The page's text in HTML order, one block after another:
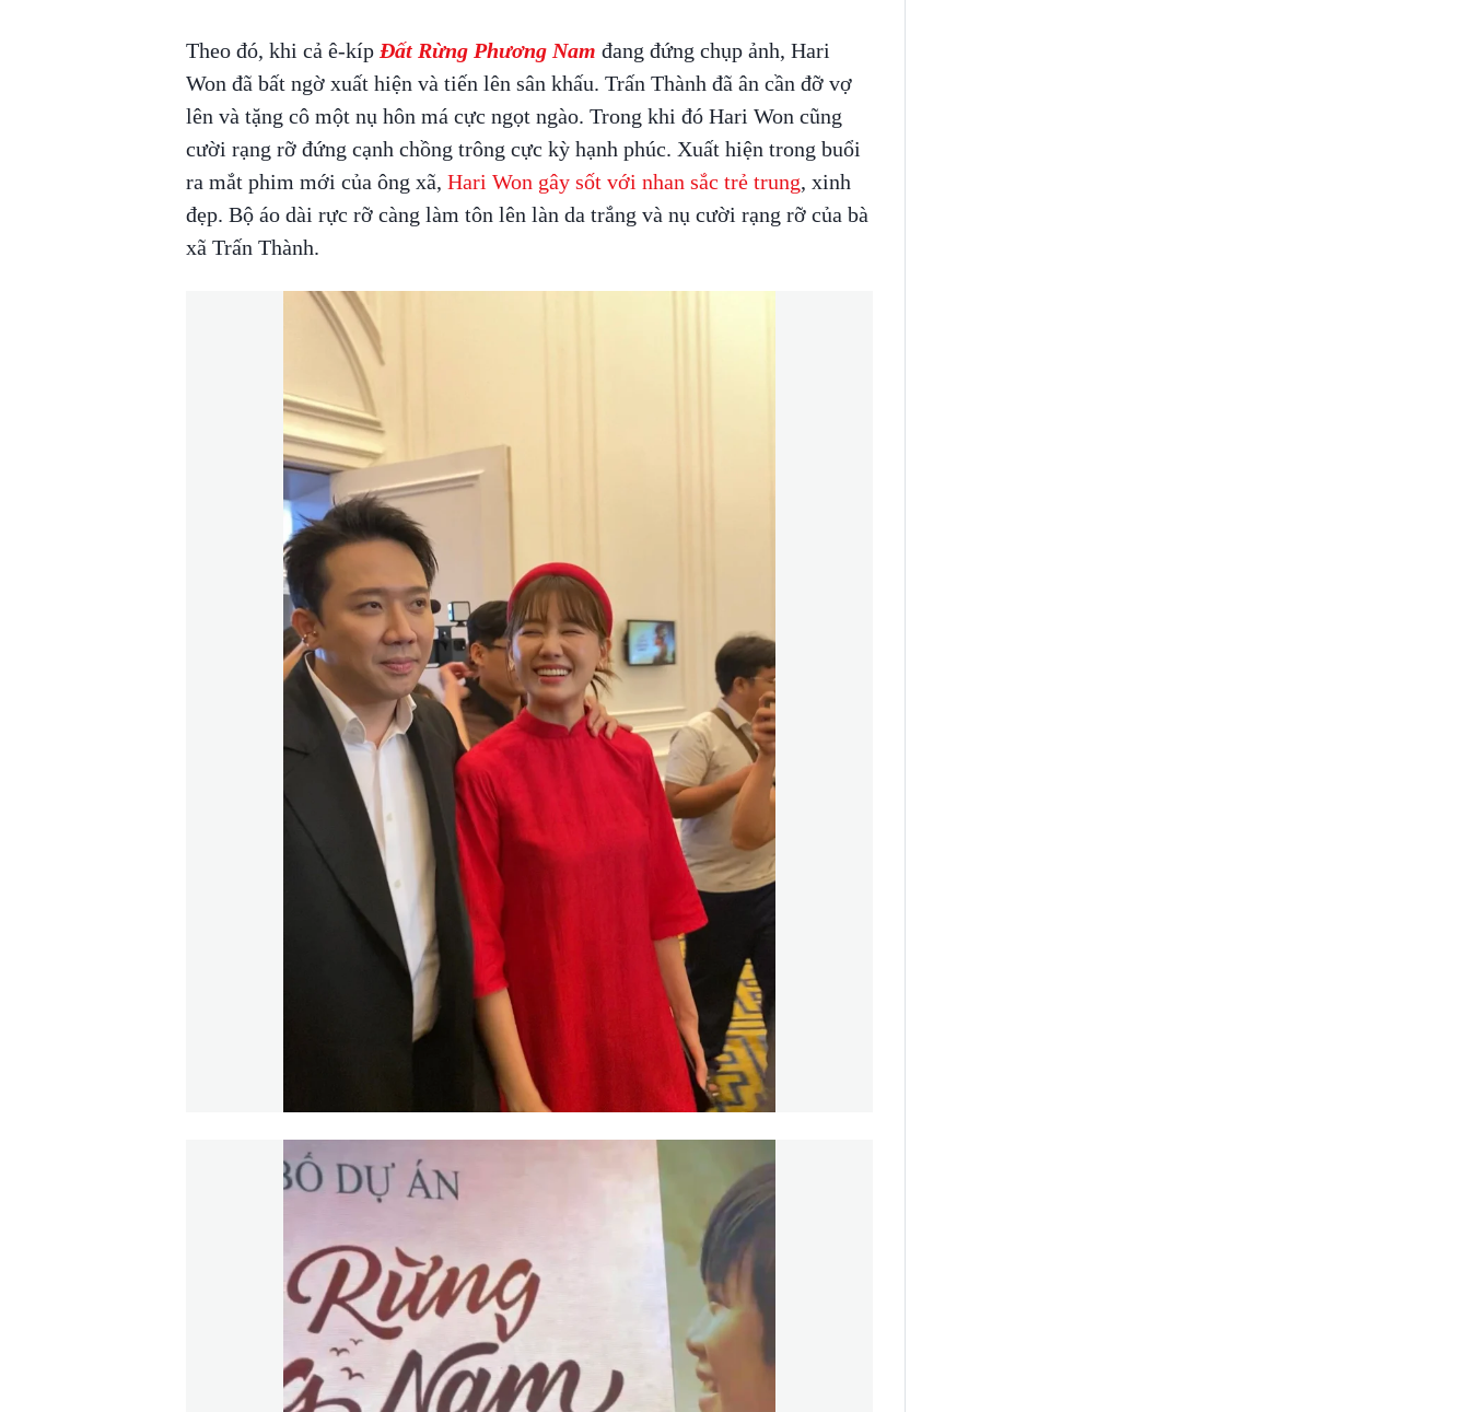
Theo đó, khi cả ê-kíp Đất Rừng Phương Nam đang đứng chụp ảnh, Hari
Won đã bất ngờ xuất hiện và tiến lên sân khấu. Trấn Thành đã ân cần đỡ vợ
lên và tặng cô một nụ hôn má cực ngọt ngào. Trong khi đó Hari Won cũng
cười rạng rỡ đứng cạnh chồng trông cực kỳ hạnh phúc. Xuất hiện trong buổi
ra mắt phim mới của ông xã, Hari Won gây sốt với nhan sắc trẻ trung, xinh
đẹp. Bộ áo dài rực rỡ càng làm tôn lên làn da trắng và nụ cười rạng rỡ của bà
xã Trấn Thành.